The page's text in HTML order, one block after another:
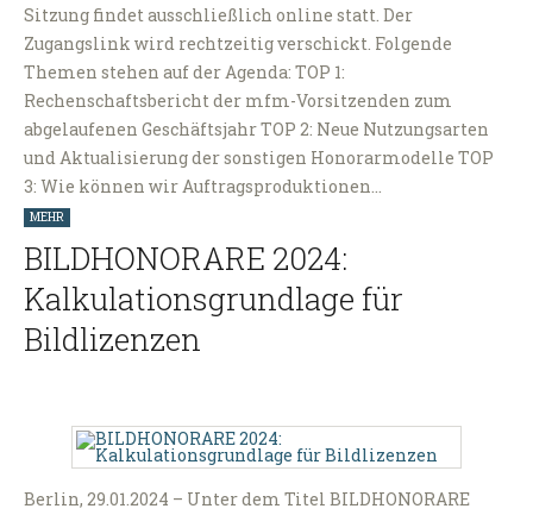
Sitzung findet ausschließlich online statt. Der
Zugangslink wird rechtzeitig verschickt. Folgende
Themen stehen auf der Agenda: TOP 1:
Rechenschaftsbericht der mfm-Vorsitzenden zum
abgelaufenen Geschäftsjahr TOP 2: Neue Nutzungsarten
und Aktualisierung der sonstigen Honorarmodelle TOP
3: Wie können wir Auftragsproduktionen…
MEHR
BILDHONORARE 2024:
Kalkulationsgrundlage für
Bildlizenzen
Berlin, 29.01.2024 – Unter dem Titel BILDHONORARE